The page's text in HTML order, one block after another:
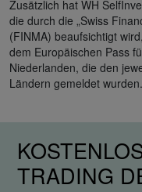
Zusätzlich hat WH
die durch die „Swiss
(FINMA) beaufsichtigt
dem Europäischen Pass
Niederlanden, die den
Ländern gemeldet wurden.
TRADING